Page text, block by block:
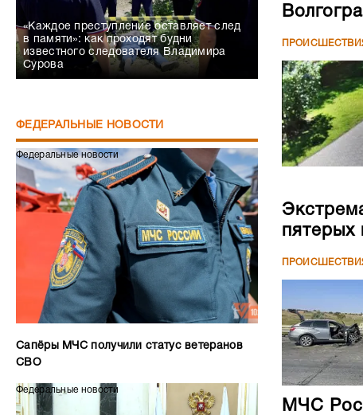
«Каждое преступление оставляет след
в памяти»: как проходят будни
известного следователя Владимира
Сурова
ФЕДЕРАЛЬНЫЕ НОВОСТИ
Федеральные новости
Сапёры МЧС получили статус ветеранов
СВО
Федеральные новости
пятерых
МЧС